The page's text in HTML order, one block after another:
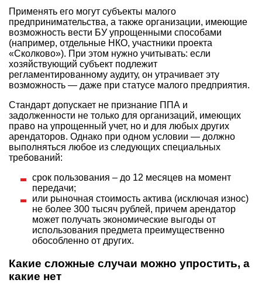
Применять его могут субъекты малого
предпринимательства, а также организации, имеющие
возможность вести БУ упрощенными способами
(например, отдельные НКО, участники проекта
«Сколково»). При этом нужно учитывать: если
хозяйствующий субъект подлежит
регламентированному аудиту, он утрачивает эту
возможность — даже при статусе малого предприятия.
Стандарт допускает не признание ППА и
задолженности не только для организаций, имеющих
право на упрощенный учет, но и для любых других
арендаторов. Однако при одном условии — должно
выполняться любое из следующих специальных
требований:
срок пользования – до 12 месяцев на момент
передачи;
или рыночная стоимость актива (исключая износ)
не более 300 тысяч рублей, причем арендатор
может получать экономические выгоды от
использования предмета преимущественно
обособленно от других.
Какие сложные случаи можно упростить, а
какие нет